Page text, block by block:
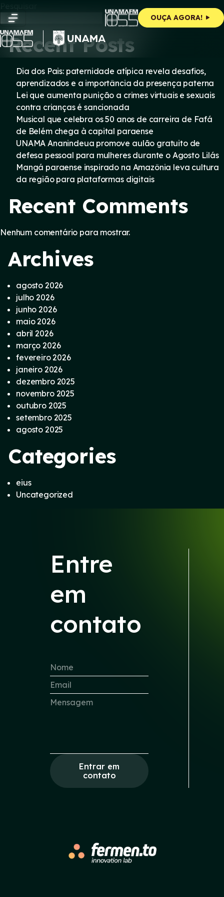
content
OUÇA AGORA!
Pesquisar
Pesquisar
Recent Posts
Dia dos Pais: paternidade atípica revela desafios,
aprendizados e a importância da presença paterna
Lei que aumenta punição a crimes virtuais e sexuais
contra crianças é sancionada
Musical que celebra os 50 anos de carreira de Fafá
de Belém chega à capital paraense
UNAMA Ananindeua promove aulão gratuito de
defesa pessoal para mulheres durante o Agosto Lilás
Mangá paraense inspirado na Amazônia leva cultura
da região para plataformas digitais
Recent Comments
Nenhum comentário para mostrar.
Archives
agosto 2026
julho 2026
junho 2026
maio 2026
abril 2026
março 2026
fevereiro 2026
janeiro 2026
dezembro 2025
novembro 2025
outubro 2025
setembro 2025
agosto 2025
Categories
eius
Uncategorized
Entre
em
contato
Entrar em
contato